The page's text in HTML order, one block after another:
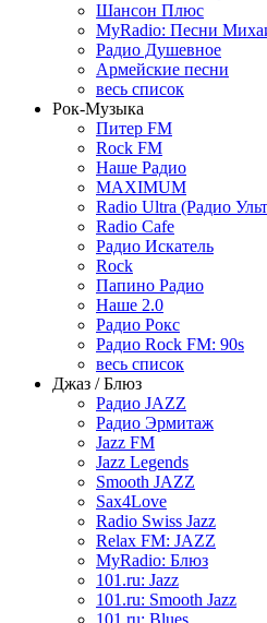
Шансон Плюс
MyRadio: Песни
Радио Душевное
Армейские песни
весь список
Рок-Музыка
Питер FM
Rock FM
Наше Радио
MAXIMUM
Radio Ultra (Радио
Radio Cafe
Радио Искатель
Rock
Папино Радио
Наше 2.0
Радио Рокс
Радио Rock FM: 90s
весь список
Джаз / Блюз
Радио JAZZ
Радио Эрмитаж
Jazz FM
Jazz Legends
Smooth JAZZ
Sax4Love
Radio Swiss Jazz
Relax FM: JAZZ
MyRadio: Блюз
101.ru: Jazz
101.ru: Smooth Jazz
101.ru: Blues